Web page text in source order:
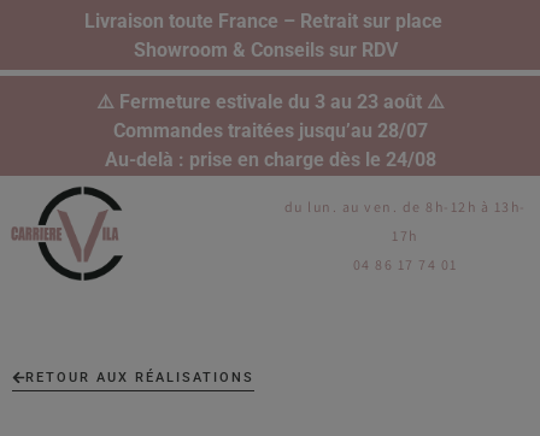
Livraison toute France – Retrait sur place
Showroom & Conseils sur RDV
⚠️ Fermeture estivale du 3 au 23 août ⚠️
Commandes traitées jusqu’au 28/07
Au-delà : prise en charge dès le 24/08
du lun. au ven. de 8h-12h à 13h-
17h
04 86 17 74 01
RETOUR AUX RÉALISATIONS